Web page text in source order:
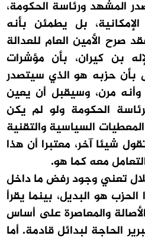
المشهد ورئاسة الحكومة،
بل يطمئن بأنه
صرح الأمين العام للعدالة
بن كيران، بأن مؤشرات
بأن حزبه هو الذي سيتصدر
وأنه مرن، وسيقبل أن يعين
الحكومة ولو لم يكن
السياسية والتقنية
شيئا آخر، معتبرا أن هذا
معه كما هو.
تعني وجود رفض ما داخل
هو البديل، بينما يقرأ
والمعاصرة على أساس
الحاجة لبدائل قادمة. أما